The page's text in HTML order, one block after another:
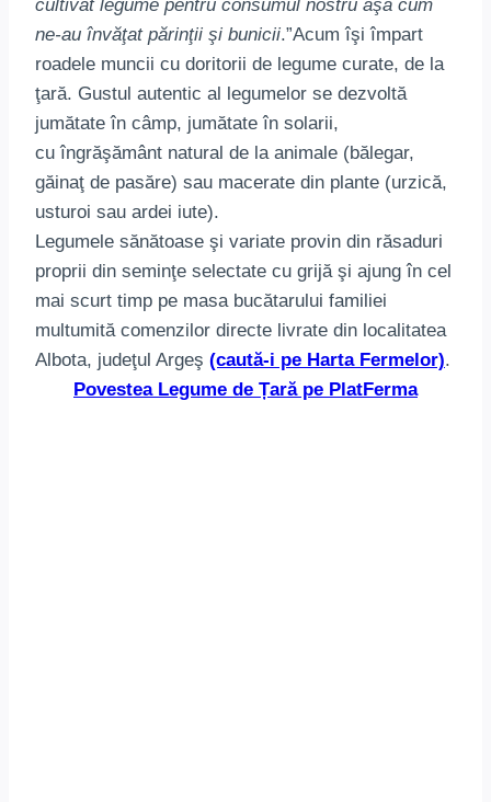
cultivat legume pentru consumul nostru aşa cum
ne-au învăţat părinţii şi bunicii.”Acum îşi împart
roadele muncii cu doritorii de legume curate, de la
ţară. Gustul autentic al legumelor se dezvoltă
jumătate în câmp, jumătate în solarii,
cu îngrăşământ natural de la animale (bălegar,
găinaţ de pasăre) sau macerate din plante (urzică,
usturoi sau ardei iute).
Legumele sănătoase şi variate provin din răsaduri
proprii din seminţe selectate cu grijă şi ajung în cel
mai scurt timp pe masa bucătarului familiei
multumită comenzilor directe livrate din localitatea
Albota, judeţul Argeş (caută-i pe Harta Fermelor).
Povestea Legume de Țară pe PlatFerma